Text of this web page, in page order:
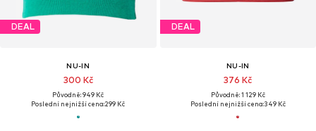
DEAL
NU-IN
300 Kč
Původně: 949 Kč
Poslední nejnižší cena:299 Kč
DEAL
NU-IN
376 Kč
Původně: 1 129 Kč
Poslední nejnižší cena:349 Kč